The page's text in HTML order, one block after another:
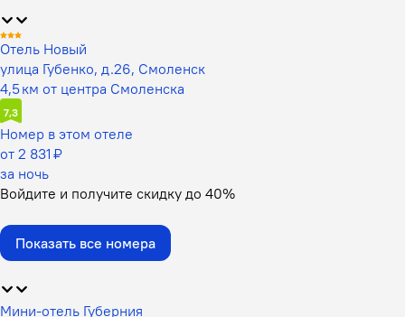
Отель Новый
улица Губенко, д.26, Смоленск
4,5 км от центра Смоленска
7,3
Номер в этом отеле
от 2 831 ₽
за ночь
Войдите и получите скидку до 40%
Показать все номера
Мини-отель Губерния